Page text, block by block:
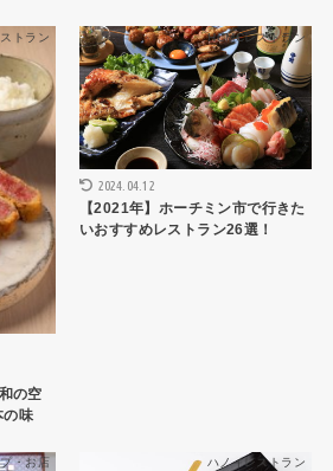
トラン
の空
の味
HCMCレストラン
2024.04.12
【2021年】ホーチミン市で行きた
いおすすめレストラン26選！
・お店 ハノイレストラン